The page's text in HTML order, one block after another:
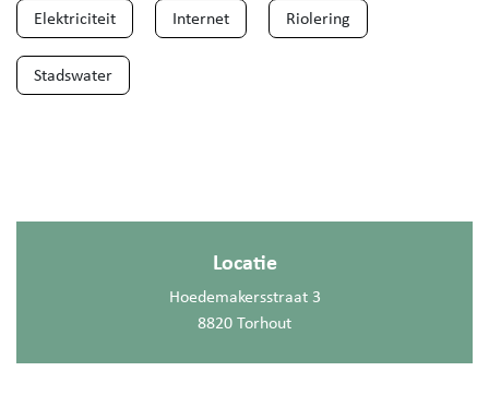
Elektriciteit Internet Riolering
Stadswater
Locatie
Hoedemakersstraat 3
8820 Torhout